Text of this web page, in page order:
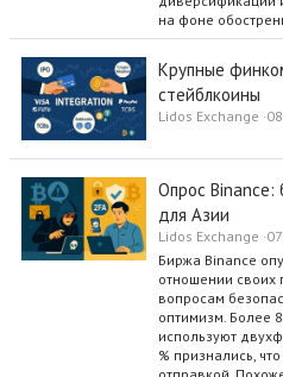
на фоне
Крупные
стейблкоины
Lidos Exchange
Опрос Binance:
для Азии
Lidos Exchange
Биржа Binance
отношении своих
вопросам
оптимизм. Более
используют
% признались,